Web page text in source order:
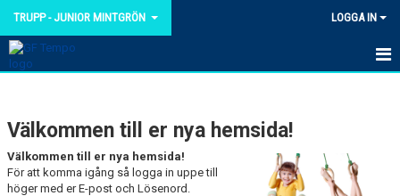
TRUPP - JUNIOR MINTGRÖN LOGGA IN
NYHETER
KALENDER
Välkommen till er nya hemsida!
Välkommen till er nya hemsida!
För att komma igång så logga in uppe till
höger med er E-post och Lösenord.